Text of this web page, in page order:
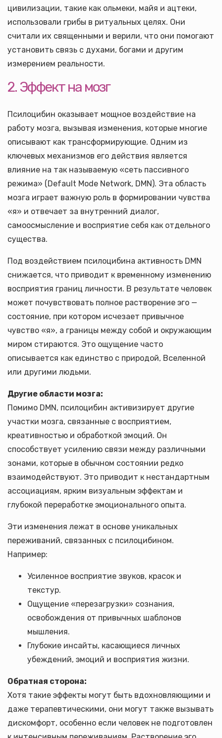
цивилизации, такие как ольмеки, майя и ацтеки,
использовали грибы в ритуальных целях. Они
считали их священными и верили, что они помогают
установить связь с духами, богами и другим
измерением реальности.
2. Эффект на мозг
Псилоцибин оказывает мощное воздействие на
работу мозга, вызывая изменения, которые многие
описывают как трансформирующие. Одним из
ключевых механизмов его действия является
влияние на так называемую «сеть пассивного
режима» (Default Mode Network, DMN). Эта область
мозга играет важную роль в формировании чувства
«я» и отвечает за внутренний диалог,
самоосмысление и восприятие себя как отдельного
существа.
Под воздействием псилоцибина активность DMN
снижается, что приводит к временному изменению
восприятия границ личности. В результате человек
может почувствовать полное растворение эго —
состояние, при котором исчезает привычное
чувство «я», а границы между собой и окружающим
миром стираются. Это ощущение часто
описывается как единство с природой, Вселенной
или другими людьми.
Другие области мозга:
Помимо DMN, псилоцибин активизирует другие
участки мозга, связанные с восприятием,
креативностью и обработкой эмоций. Он
способствует усилению связи между различными
зонами, которые в обычном состоянии редко
взаимодействуют. Это приводит к нестандартным
ассоциациям, ярким визуальным эффектам и
глубокой переработке эмоционального опыта.
Эти изменения лежат в основе уникальных
переживаний, связанных с псилоцибином.
Например:
Усиленное восприятие звуков, красок и
текстур.
Ощущение «перезагрузки» сознания,
освобождения от привычных шаблонов
мышления.
Глубокие инсайты, касающиеся личных
убеждений, эмоций и восприятия жизни.
Обратная сторона:
Хотя такие эффекты могут быть вдохновляющими и
даже терапевтическими, они могут также вызывать
дискомфорт, особенно если человек не подготовлен